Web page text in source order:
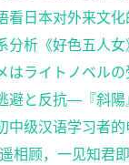
看日本对外来文
《好色五人女》中阿七
はライトノベルの受
反抗―『斜陽』から『人
汉语学习者的电视教学节
一见知君即断肠”——论“三言